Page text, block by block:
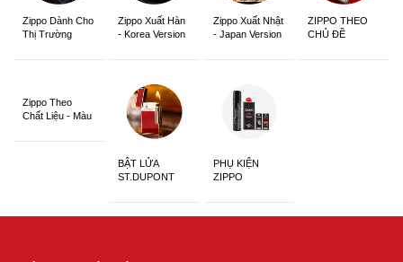
Zippo Dành Cho
Thị Trường
Zippo Xuất Hàn
- Korea Version
Zippo Xuất Nhật
- Japan Version
ZIPPO THEO
CHỦ ĐỀ
Zippo Theo
Chất Liệu - Màu
BẬT LỬA
ST.DUPONT
PHỤ KIỆN
ZIPPO